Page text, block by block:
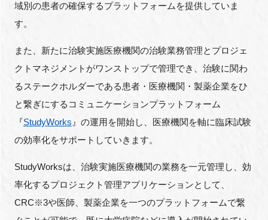
域別の患者の確保するプラットフォームを提供していま
す。
また、新たに治験実施医療機関の治験業務管理とプロジェ
クトマネジメントがワンストップで管理でき、治験に関わ
るステークホルダーである患者・医療機関・製薬企業をひ
と繋ぎにするコミュニケーションプラットフォーム
『StudyWorks 』の運用を開始し、医療機関を軸に臨床試験
の効率化をサポートしていきます。
StudyWorksは、治験実施医療機関の業務を一元管理し、効
率化するプロジェクト管理アプリケーションとして、
CRC※3や医師、製薬企業を一つのプラットフォームで繋